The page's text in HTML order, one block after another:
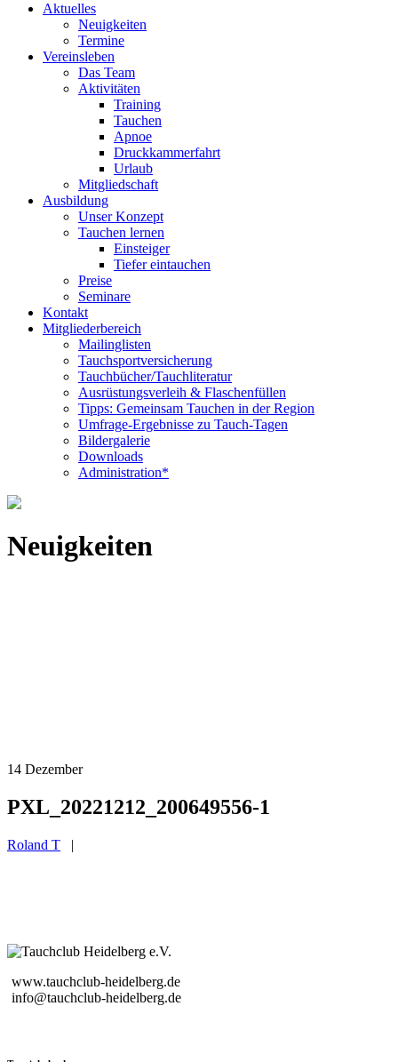
Aktuelles
Neuigkeiten
Termine
Vereinsleben
Das Team
Aktivitäten
Training
Tauchen
Apnoe
Druckkammerfahrt
Urlaub
Mitgliedschaft
Ausbildung
Unser Konzept
Tauchen lernen
Einsteiger
Tiefer eintauchen
Preise
Seminare
Kontakt
Mitgliederbereich
Mailinglisten
Tauchsportversicherung
Tauchbücher/Tauchliteratur
Ausrüstungsverleih & Flaschenfüllen
Tipps: Gemeinsam Tauchen in der Region
Umfrage-Ergebnisse zu Tauch-Tagen
Bildergalerie
Downloads
Administration*
Neuigkeiten
14 Dezember
PXL_20221212_200649556-1
Roland T |
www.tauchclub-heidelberg.de
info@tauchclub-heidelberg.de